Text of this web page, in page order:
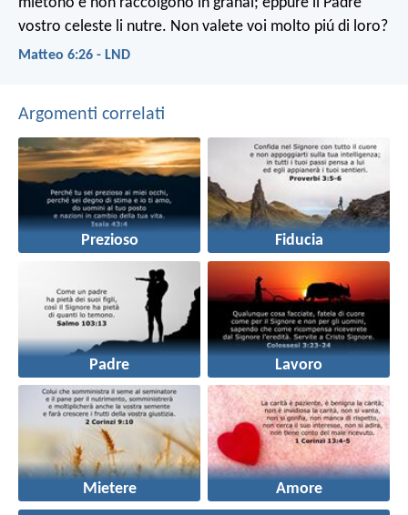
vostro celeste li nutre. Non valete voi molto piú di loro?
Matteo 6:26 - LND
Argomenti correlati
Prezioso Fiducia
Padre Lavoro
Mietere Amore